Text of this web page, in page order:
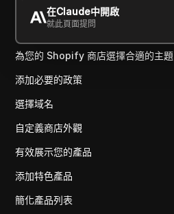
在Claude中開啟
就此頁面提問
Copy Link
為您的 Shopify 商店選擇合適的主題
添加必要的政策
選擇域名
自定義商店外觀
有效展示您的產品
添加特色產品
簡化產品列表